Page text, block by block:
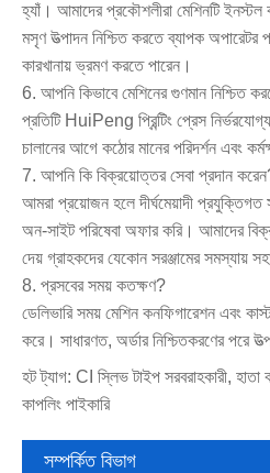
হ্যাঁ। আমাদের প্রকৌশলীরা মেশিনটি ইনস্টল
মসৃণ উত্পাদন নিশ্চিত করতে ব্যাপক অপারেটর
কারখানায় ভ্রমণ করতে পারেন।
6. আপনি কিভাবে মেশিনের গুণমান নিশ্চিত
প্রতিটি HuiPeng প্রিন্টিং প্রেস
চালানের আগে কঠোর মানের পরিদর্শন এবং
7. আপনি কি বিক্রয়োত্তর সেবা প্রদান
আমরা প্রয়োজন হলে দীর্ঘমেয়াদী প্রযুক্তিগত
অন-সাইট পরিষেবা অফার করি। আমাদের
দেয় গ্রাহকদের যেকোন সরঞ্জামের সমস্যায়
8. প্রসবের সময় কতক্ষণ?
ডেলিভারি সময় মেশিন কনফিগারেশন এবং
করে। সাধারণত, অর্ডার নিশ্চিতকরণের পরে
হট ট্যাগ: CI স্লিভ টাইপ সরবরাহকারী, হাতা
কাপলিং পাইকারি
সম্পর্কিত বিভাগ